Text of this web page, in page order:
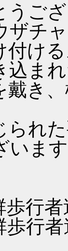
ご
ザチ
付け
ま
戴き
れ
いま
行
歩行